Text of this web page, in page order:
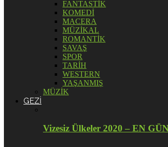
FANTASTİK
KOMEDİ
MACERA
MÜZİKAL
ROMANTİK
SAVAŞ
SPOR
TARİH
WESTERN
YAŞANMIŞ
MÜZİK
GEZİ
Vizesiz Ülkeler 2020 – EN